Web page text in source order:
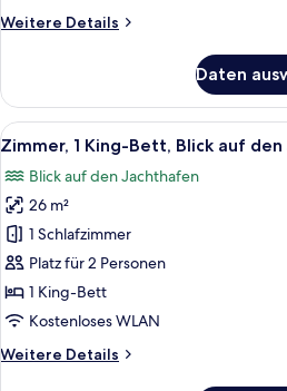
anzeigen
Weitere Details
Weitere
2 Doppelbetten,
Blick
auf
Jachthafen
Daten
Alle
Fotos
für
Zimmer,
1 King-
Bett,
Blick
auf
Jachthafen
Ein
5
Zimmer, 1 King-Bett, Blick auf
Blick auf den Jachthafen
26 m²
1 Schlafzimmer
Platz für 2 Personen
1 King-Bett
Kostenloses WLAN
Weitere Details
Weitere